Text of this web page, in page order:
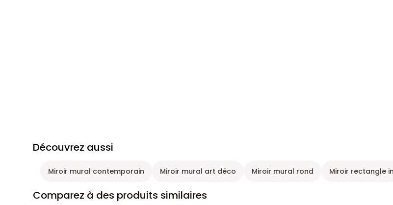
Découvrez aussi
Miroir mural contemporain Miroir mural art déco Miroir mural rond Miroir rectangle
Comparez à des produits similaires